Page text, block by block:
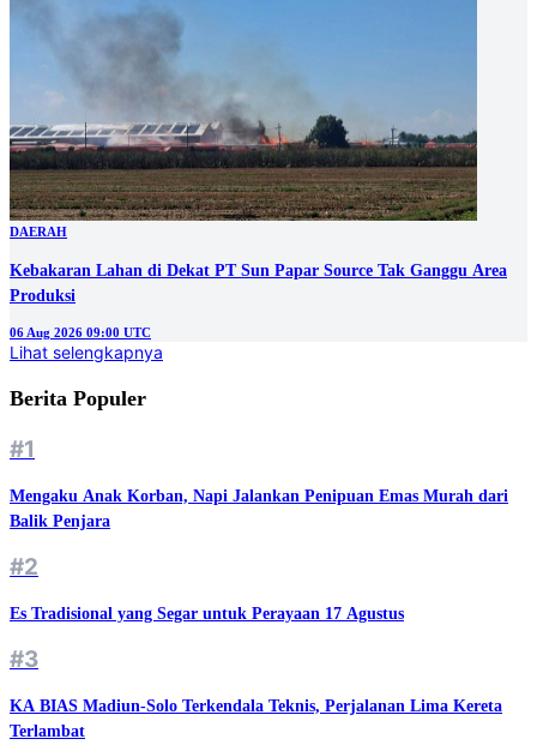
DAERAH
Kebakaran Lahan di Dekat PT Sun Papar Source Tak Ganggu Area
Produksi
06 Aug 2026 09:00 UTC
Lihat selengkapnya
Berita Populer
#1
Mengaku Anak Korban, Napi Jalankan Penipuan Emas Murah dari
Balik Penjara
#2
Es Tradisional yang Segar untuk Perayaan 17 Agustus
#3
KA BIAS Madiun-Solo Terkendala Teknis, Perjalanan Lima Kereta
Terlambat